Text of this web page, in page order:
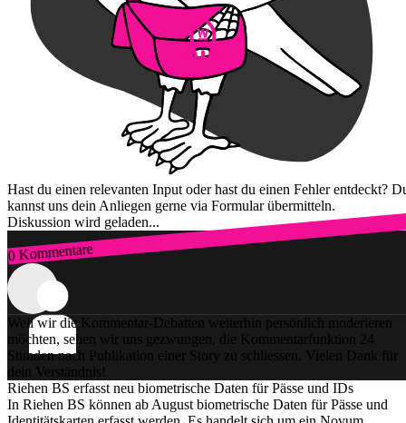
Hast du einen relevanten Input oder hast du einen Fehler entdeckt?
kannst uns dein Anliegen gerne via Formular übermitteln.
Diskussion wird geladen...
0 Kommentare
Zum Login
Weil wir die Kommentar-Debatten weiterhin persönlich moderieren
möchten, sehen wir uns gezwungen, die Kommentarfunktion 24
Stunden nach Publikation einer Story zu schliessen. Vielen Dank für
dein Verständnis!
Riehen BS erfasst neu biometrische Daten für Pässe und IDs
In Riehen BS können ab August biometrische Daten für Pässe und